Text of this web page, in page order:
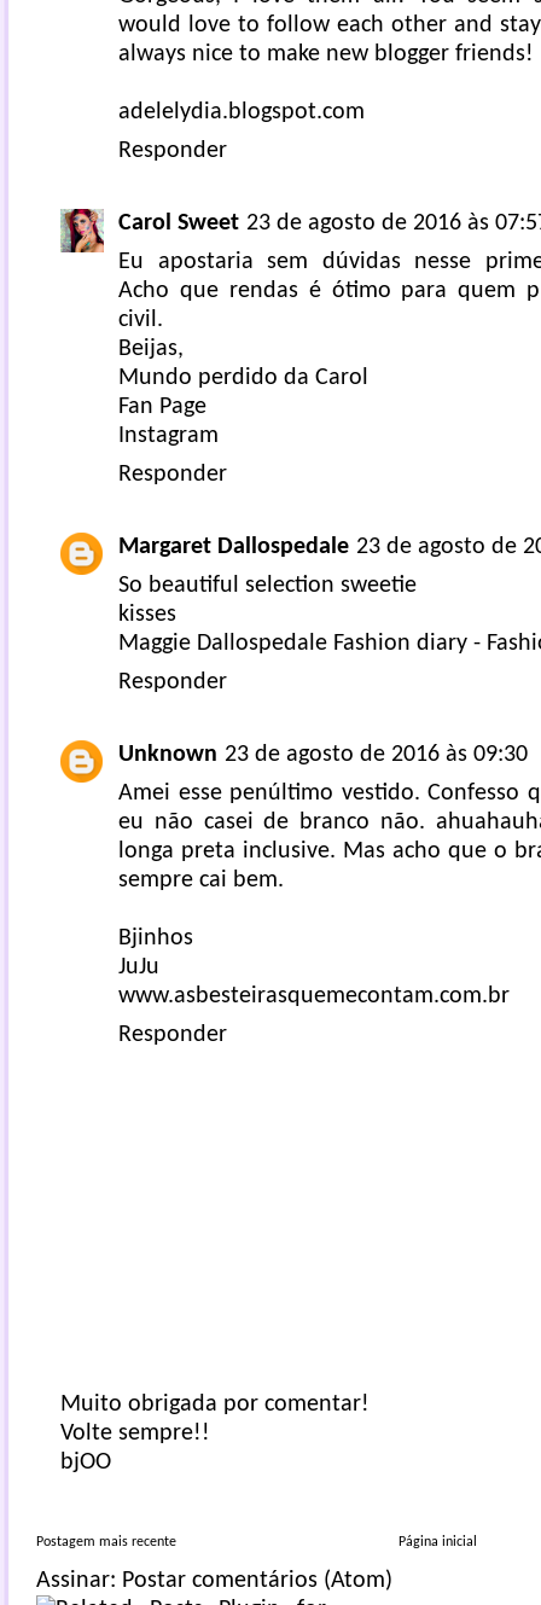
would love to follow each other and
always nice to make new blogger friends!
adelelydia.blogspot.com
Responder
Carol Sweet 23 de agosto de 2016 às
Eu apostaria sem dúvidas nesse
Acho que rendas é ótimo para quem
civil.
Beijas,
Mundo perdido da Carol
Fan Page
Instagram
Responder
Margaret Dallospedale 23 de agosto de
So beautiful selection sweetie
kisses
Maggie Dallospedale Fashion diary -
Responder
Unknown 23 de agosto de 2016 às 09:30
Amei esse penúltimo vestido. Confesso
eu não casei de branco não.
longa preta inclusive. Mas acho que o
sempre cai bem.
Bjinhos
JuJu
www.asbesteirasquemecontam.com.br
Responder
Muito obrigada por comentar!
Volte sempre!!
bjOO
Postagem mais recente Página inicial
Assinar: Postar comentários (Atom)